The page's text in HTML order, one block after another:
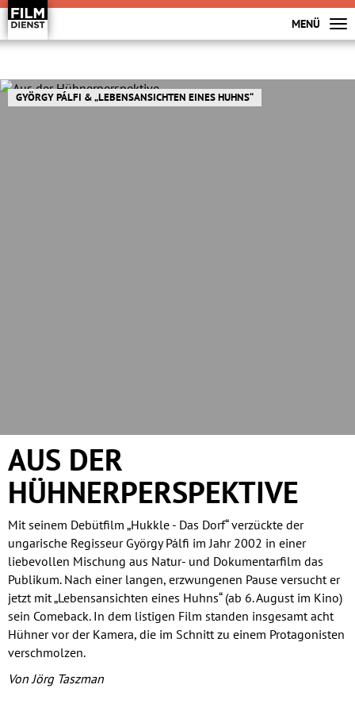
MENÜ
GYÖRGY PÁLFI & „LEBENSANSICHTEN EINES HUHNS“
AUS DER
HÜHNERPERSPEKTIVE
Mit seinem Debütfilm „Hukkle - Das Dorf“ verzückte der
ungarische Regisseur György Pálfi im Jahr 2002 in einer
liebevollen Mischung aus Natur- und Dokumentarfilm das
Publikum. Nach einer langen, erzwungenen Pause versucht er
jetzt mit „Lebensansichten eines Huhns“ (ab 6. August im Kino)
sein Comeback. In dem listigen Film standen insgesamt acht
Hühner vor der Kamera, die im Schnitt zu einem Protagonisten
verschmolzen.
Von Jörg Taszman